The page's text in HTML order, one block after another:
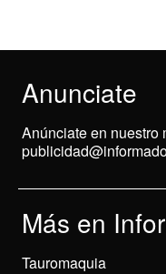
Anunciate
Anúnciate en nuestro
Más en
Tauromaquia